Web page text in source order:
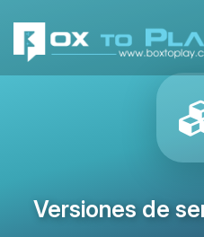
Versiones de